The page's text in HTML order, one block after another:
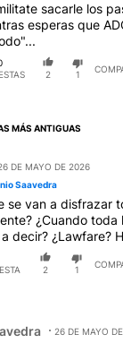
sacarle los
esperas que
2 1
MÁS ANTIGUAS
DE MAYO DE 2026
Saavedra
se van a disfrazar
¿Cuando toda
decir? ¿Lawfare?
2 1
26 DE MAYO